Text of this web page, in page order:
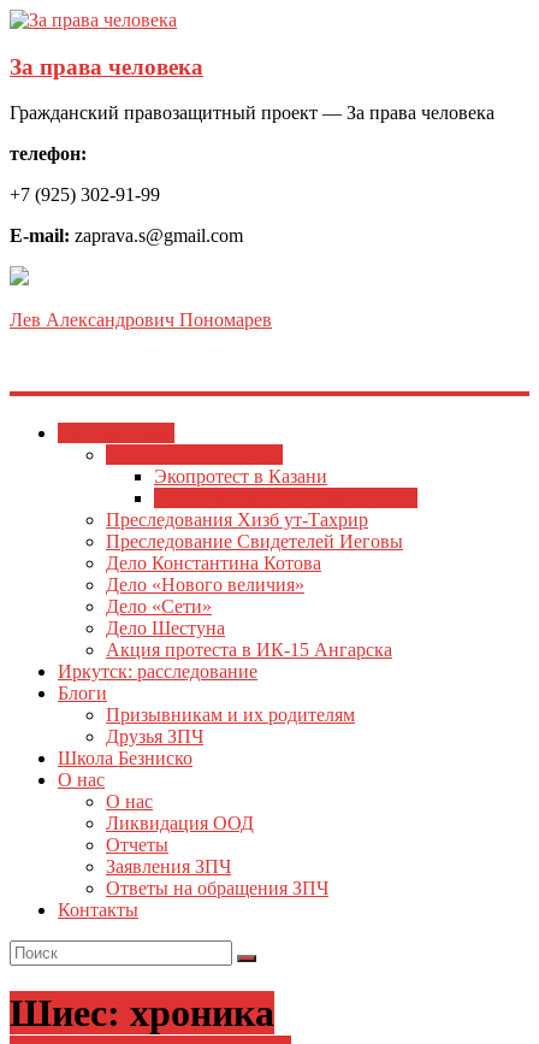
За права человека
Гражданский правозащитный проект — За права человека
телефон:
+7 (925) 302-91-99
E-mail: zaprava.s@gmail.com
Лев Александрович Пономарев
Экопротест в Казани
Преследования Хизб ут-Тахрир
Преследование Свидетелей Иеговы
Дело Константина Котова
Дело «Нового величия»
Дело «Сети»
Дело Шестуна
Акция протеста в ИК-15 Ангарска
Иркутск: расследование
Блоги
Призывникам и их родителям
Друзья ЗПЧ
Школа Безниско
О нас
О нас
Ликвидация ООД
Отчеты
Заявления ЗПЧ
Ответы на обращения ЗПЧ
Контакты
Шиес: хроника